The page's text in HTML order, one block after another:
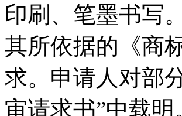
印刷、笔墨书写
其所依据的《商
求。申请人对部
审请求书”中载